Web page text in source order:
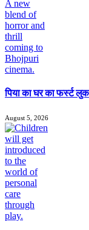
पिया का घर का फर्स्ट
August 5, 2026